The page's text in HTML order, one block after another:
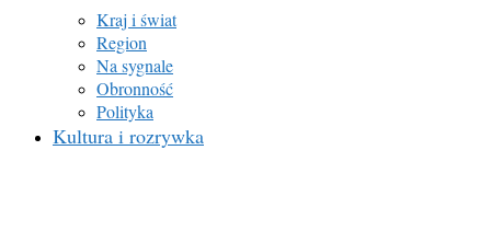
Kraj i świat
Region
Na sygnale
Obronność
Polityka
Kultura i rozrywka